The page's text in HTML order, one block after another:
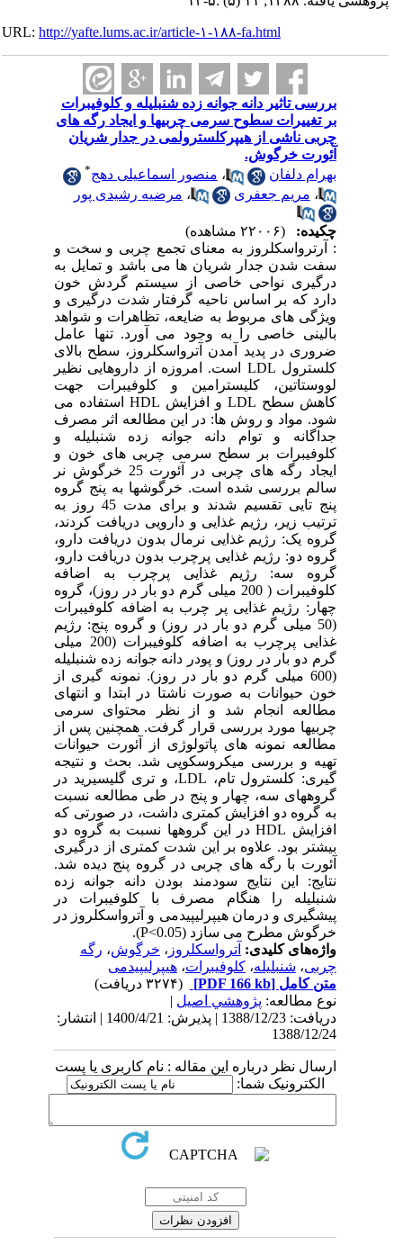
URL:http://yafte.lums.ac.ir/article-۱-۱۸۸-fa.html
بررسی تاثیر دانه جوانه زده شنبلیله و کلوفیبرات
بر تغییرات سطوح سرمی چربیها و ایجاد رگه های
چربی ناشی از هیپرکلسترولمی در جدار شریان
آئورت خرگوش.
بهرام دلفان
،منصور اسماعیلی دهج*
،مریم جعفری ،مرضیه رشیدی پور
چکیده:
: آرترواسکلروز به معنای تجمع چربی و سخت و
سفت شدن جدار شریان ها می باشد و تمایل به
درگیری نواحی خاصی از سیستم گردش خون
دارد که بر اساس ناحیه گرفتار شدت درگیری و
ویژگی های مربوط به ضایعه، تظاهرات و شواهد
بالینی خاصی را به وجود می آورد. تنها عامل
ضروری در پدید آمدن آترواسکلروز، سطح بالای
کلسترول LDL است. امروزه از داروهایی نظیر
لووستاتین، کلیسترامین و کلوفیبرات جهت
کاهش سطح LDL و افزایش HDL استفاده می
شود. مواد و روش ها: در این مطالعه اثر مصرف
جداگانه و توام دانه جوانه زده شنبلیله و
کلوفیبرات بر سطح سرمی چربی های خون و
ایجاد رگه های چربی در آئورت 25 خرگوش نر
سالم بررسی شده است. خرگوشها به پنج گروه
پنج تایی تقسیم شدند و برای مدت 45 روز به
ترتیب زیر، رژیم غذایی و دارویی دریافت کردند،
گروه یک: رژیم غذایی نرمال بدون دریافت دارو،
گروه دو: رژیم غذایی پرچرب بدون دریافت دارو،
گروه سه: رژیم غذایی پرچرب به اضافه
کلوفیبرات ( 200 میلی گرم دو بار در روز)، گروه
چهار: رژیم غذایی پر چرب به اضافه کلوفیبرات
(50 میلی گرم دو بار در روز) و گروه پنج: رژیم
غذایی پرچرب به اضافه کلوفیبرات (200 میلی
گرم دو بار در روز) و پودر دانه جوانه زده شنبلیله
(600 میلی گرم دو بار در روز). نمونه گیری از
خون حیوانات به صورت ناشتا در ابتدا و انتهای
مطالعه انجام شد و از نظر محتوای سرمی
چربیها مورد بررسی قرار گرفت. همچنین پس از
مطالعه نمونه های پاتولوژی از آئورت حیوانات
تهیه و بررسی میکروسکوپی شد. بحث و نتیجه
گیری: کلسترول تام، LDL، و تری گلیسیرید در
گروههای سه، چهار و پنج در طی مطالعه نسبت
به گروه دو افزایش کمتری داشت، در صورتی که
افزایش HDL در این گروهها نسبت به گروه دو
بیشتر بود. علاوه بر این شدت کمتری از درگیری
آئورت با رگه های چربی در گروه پنج دیده شد.
نتایج: این نتایج سودمند بودن دانه جوانه زده
شنبلیله را هنگام مصرف با کلوفیبرات در
پیشگیری و درمان هیپرلیپیدمی و آترواسکلروز در
خرگوش مطرح می سازد (P<0.05).
واژه‌های کلیدی:آترواسکلروز، خرگوش،رگه
چربی،شنبلیله،کلوفیبرات،هیپرلیپیدمی
متن کامل[PDF 166 kb]
نوع مطالعه:پژوهشي اصیل|
دریافت: 1388/12/23 | پذیرش: 1400/4/21 | انتشار:
1388/12/24
ارسال نظر درباره این مقاله : نام کاربری یا پست
الکترونیک شما: